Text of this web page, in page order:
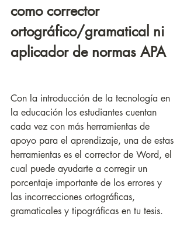
como corrector
ortográfico/gramatical ni
aplicador de normas APA
Con la introducción de la tecnología en
la educación los estudiantes cuentan
cada vez con más herramientas de
apoyo para el aprendizaje, una de estas
herramientas es el corrector de Word, el
cual puede ayudarte a corregir un
porcentaje importante de los errores y
las incorrecciones ortográficas,
gramaticales y tipográficas en tu tesis.